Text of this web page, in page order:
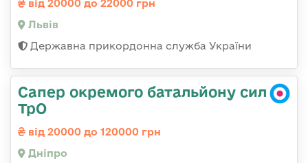
від 20000 до 22000 грн
Львів
Державна прикордонна служба України
Сапер окремого батальйону сил
ТрО
від 20000 до 120000 грн
Дніпро